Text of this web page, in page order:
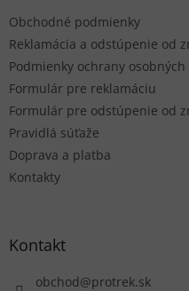
Obchodné podmienky
Reklamácia a odstúpenie od
Podmienky ochrany
Formulár pre reklamáciu
Formulár pre odstúpenie od
Pravidlá súťaže
Doprava a platba
Kontakty
Kontakt
obchod@protrek.sk